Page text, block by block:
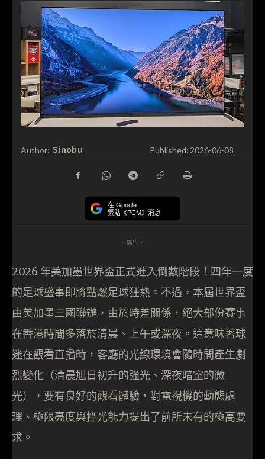
Author: Sinobu Published: 2026-06-08
在 Google
緊貼《PCM》消息
- 廣告 -
2026 年美加墨世界盃正式進入倒數階段！四年一度
的足球盛事即將點燃足球狂熱。不過，本屆世界盃
由美加墨三國聯辦，由於時差關係，絕大部份賽事
在香港時間多落於清晨、上午或深夜。這意味著球
迷在觀看直播時，客廳的光線環境會隨時間產生劇
烈變化（清晨旭日初升的強光、深夜暗室的微
光），要有良好的觀看體驗，對電視機的動態處
理、極限亮度與控光能力提出了前所未有的極高要
求。